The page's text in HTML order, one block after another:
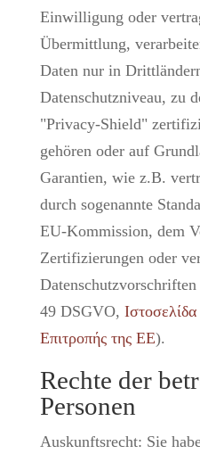
Einwilligung oder
Übermittlung,
Daten nur in
Datenschutzniveau, zu
"Privacy-Shield"
gehören oder auf
Garantien, wie z.B.
durch sogenannte
EU-Kommission, dem
Zertifizierungen oder
49 DSGVO,
Επιτροπής της ΕΕ).
Rechte der
Personen
Auskunftsrecht: Sie